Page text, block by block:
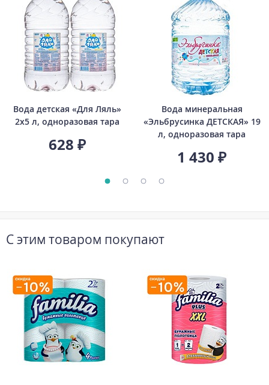
Вода детская «Для Ляль»
2х5 л, одноразовая тара
628 ₽
Вода минеральная
«Эльбрусинка ДЕТСКАЯ» 19
л, одноразовая тара
1 430 ₽
С этим товаром покупают